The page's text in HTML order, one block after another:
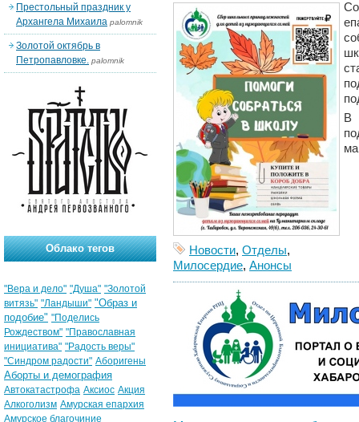
В
Новости, Отделы,
Милосердие, Анонсы
Престольный праздник у
Архангела Михаила palomnik
Золотой октябрь в
Петропавловке. palomnik
Облако тегов
"Вера и дело" "Душа" "Золотой
витязь" "Ландыши" "Образ и
подобие" "Поделись
Рождеством" "Православная
инициатива" "Радость веры"
"Синдром радости" Аборигены
Аборты и демография
Автокатастрофа Аксиос Акция
Алкоголизм Амурская епархия
Амурское благочиние